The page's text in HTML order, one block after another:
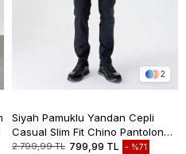
2
Siyah Pamuklu Yandan Cepli
Casual Slim Fit Chino Pantolon
1003235117
2.799,99 TL 799,99 TL %71